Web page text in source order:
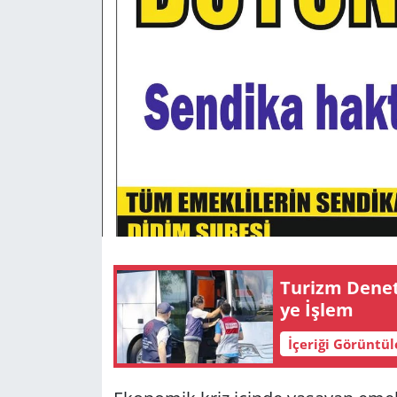
Tu­rizm
ye İşlem
İçeriği
KÜLTÜR SANAT
POLİTİKA